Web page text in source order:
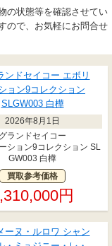
の状態等を確認させてい
ので、お気軽にお問合せ
2026年8月1日
グランドセイコー
ション9コレクション SL
GW003 白樺
買取参考価格
円